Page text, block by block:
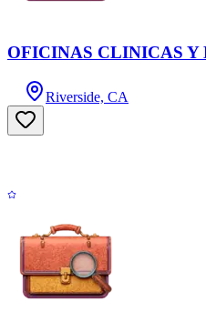
OFICINAS CLINICAS Y
Riverside, CA